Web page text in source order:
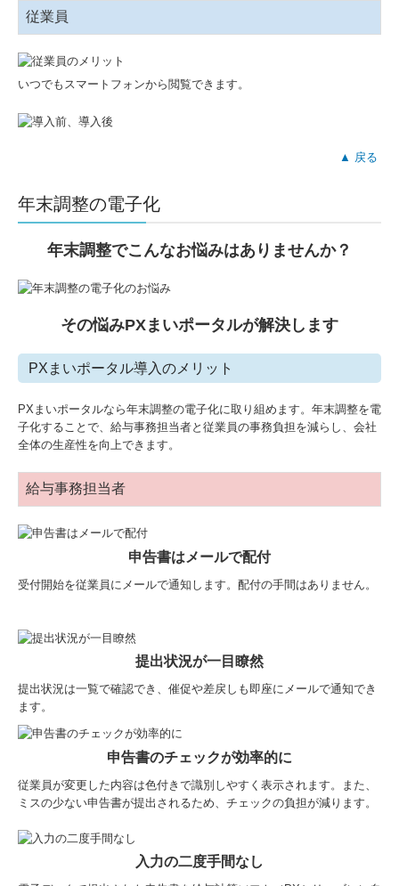
従業員
いつでもスマートフォンから閲覧できます。
▲ 戻る
年末調整の電子化
年末調整でこんなお悩みはありませんか？
その悩みPXまいポータルが解決します
PXまいポータル導入のメリット
PXまいポータルなら年末調整の電子化に取り組めます。年末調整を電
子化することで、給与事務担当者と従業員の事務負担を減らし、会社
全体の生産性を向上できます。
給与事務担当者
申告書はメールで配付
受付開始を従業員にメールで通知します。配付の手間はありません。
提出状況が一目瞭然
提出状況は一覧で確認でき、催促や差戻しも即座にメールで通知でき
ます。
申告書のチェックが効率的に
従業員が変更した内容は色付きで識別しやすく表示されます。また、
ミスの少ない申告書が提出されるため、チェックの負担が減ります。
入力の二度手間なし